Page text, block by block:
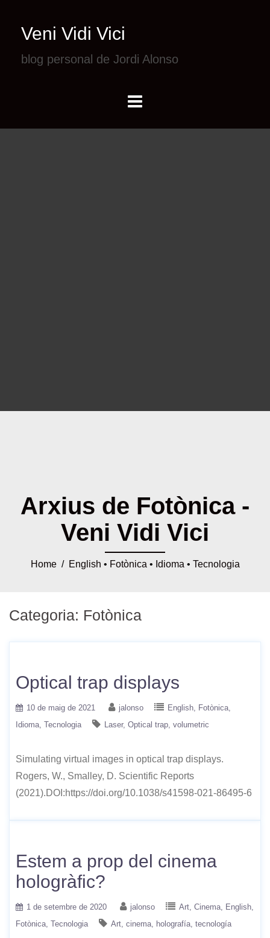
Veni Vidi Vici
blog personal de Jordi Alonso
Arxius de Fotònica -
Veni Vidi Vici
Home/ English • Fotònica • Idioma • Tecnologia
Categoria: Fotònica
Optical trap displays
10 de maig de 2021 jalonso English
Fotònica
Idioma Tecnologia Laser Optical trap volumetric
Simulating virtual images in optical trap displays.
Rogers, W., Smalley, D. Scientific Reports
(2021).DOI:https://doi.org/10.1038/s41598-021-86495-6
Estem a prop del cinema
hologràfic?
1 de setembre de 2020 jalonso Art Cinema
English
Fotònica Tecnologia Art cinema holografía tecnología